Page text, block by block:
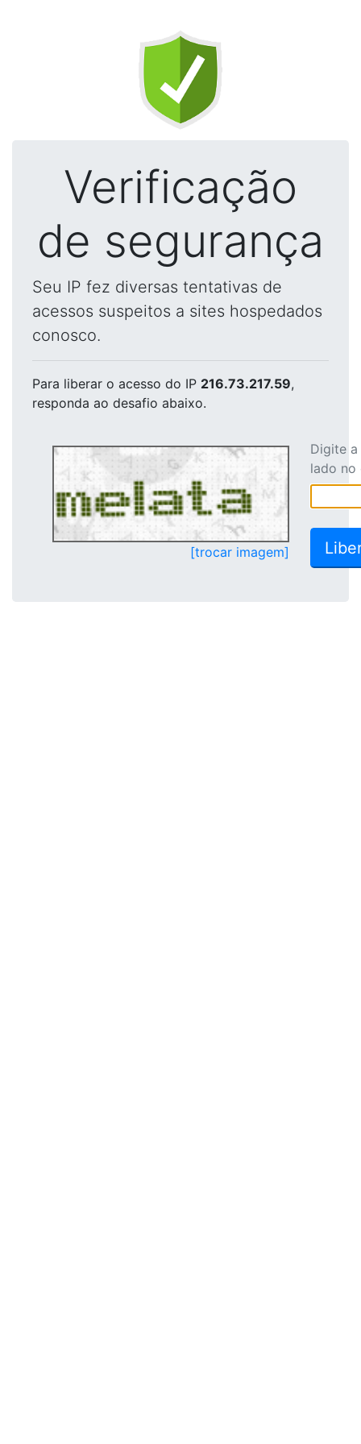
Verificação
de segurança
Seu IP fez diversas tentativas de
acessos suspeitos a sites hospedados
conosco.
Para liberar o acesso do IP 216.73.217.59,
responda ao desafio abaixo.
[trocar imagem]
Digite
lado no